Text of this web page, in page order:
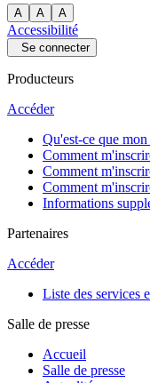
A A A
Accessibilité
Se connecter
Producteurs
Accéder
Qu'est-ce que
Comment
Comment
Comment
Informations
Partenaires
Accéder
Liste des services
Salle de presse
Accueil
Salle de presse